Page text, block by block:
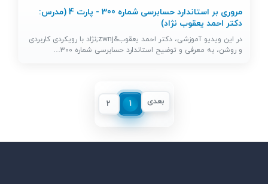
مروری بر استاندارد حسابرسی شماره 300 - پارت 4 (مدرس:
دکتر احمد یعقوب نژاد)
در این ویدیو آموزشی، دکتر احمد یعقوب&zwnj;نژاد با رویکردی کاربردی
و روشن، به معرفی و توضیح استاندارد حسابرسی شماره ۳۰۰…
1
2 بعدی